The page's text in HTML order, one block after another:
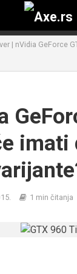
| nVidia GeForce
imati
1 min čitanja